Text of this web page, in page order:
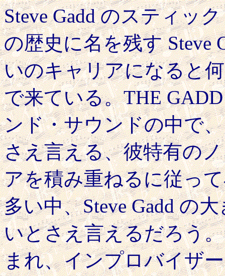
Steve Gadd のスティッ
の歴史に名を残す Steve
いのキャリアになると
で来ている。THE
ンド・サウンドの中で
さえ言える、彼特有の
アを積み重ねるに従っ
多い中、Steve Gadd の
いとさえ言えるだろう
まれ、インプロバイザ